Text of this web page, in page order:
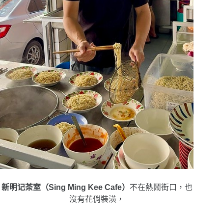
新明记茶室（Sing Ming Kee Cafe） 不在熱鬧街口，也
沒有花俏裝潢，